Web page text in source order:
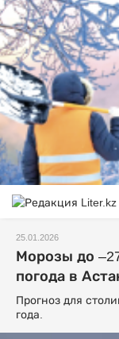
25.01.2026
Морозы до
погода в
Прогноз для
года.